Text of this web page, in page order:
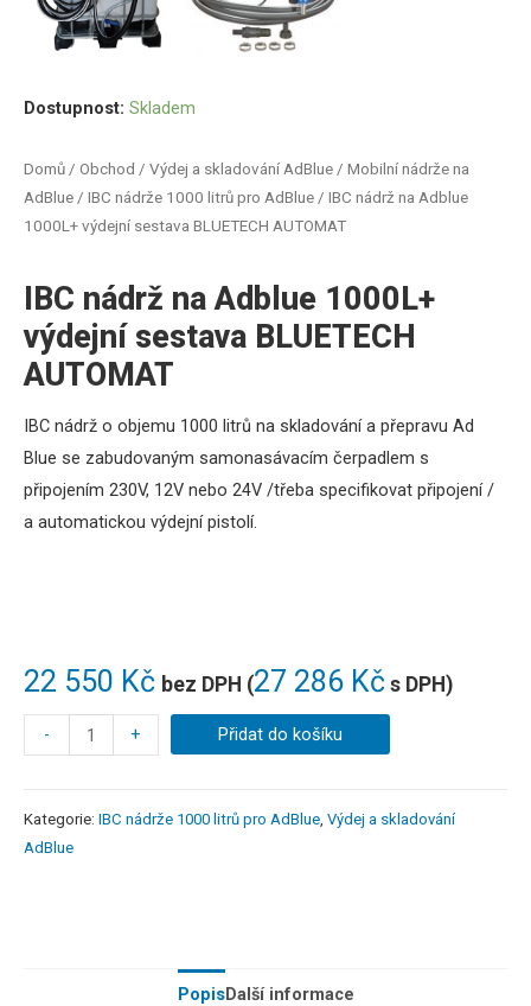
Domů / Obchod / Výdej a skladování AdBlue / Mobilní nádrže na
AdBlue / IBC nádrže 1000 litrů pro AdBlue / IBC nádrž na Adblue
1000L+ výdejní sestava BLUETECH AUTOMAT
IBC nádrž na Adblue 1000L+
výdejní sestava BLUETECH
AUTOMAT
22 550 Kč bez DPH (27 286 Kč s DPH)
IBC nádrž o objemu 1000 litrů na skladování a přepravu Ad
Blue se zabudovaným samonasávacím čerpadlem s
připojením 230V, 12V nebo 24V /třeba specifikovat připojení /
a automatickou výdejní pistolí.
Dostupnost: Skladem
- + Přidat do košíku
Kategorie: IBC nádrže 1000 litrů pro AdBlue Výdej a skladování
AdBlue
PopisDalší informace